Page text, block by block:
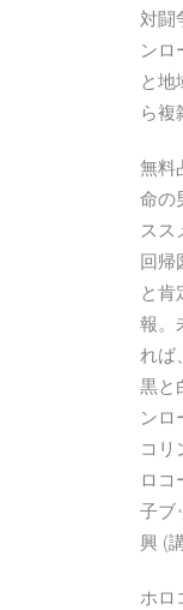
対闘
ンロ
と地
ら複
無料
命の
スス
回帰
と肯
報。
れば
黒と
ンロ
コリ
ロ
子ブ
興 (
ホロ